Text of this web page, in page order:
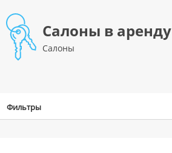
Салоны в аренду
Cалоны
Фильтры